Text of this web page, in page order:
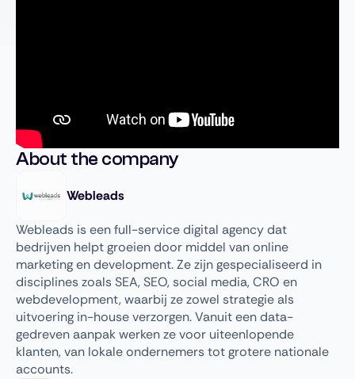
About the company
Webleads
Webleads is een full-service digital agency dat
bedrijven helpt groeien door middel van online
marketing en development. Ze zijn gespecialiseerd in
disciplines zoals SEA, SEO, social media, CRO en
webdevelopment, waarbij ze zowel strategie als
uitvoering in-house verzorgen. Vanuit een data-
gedreven aanpak werken ze voor uiteenlopende
klanten, van lokale ondernemers tot grotere nationale
accounts.